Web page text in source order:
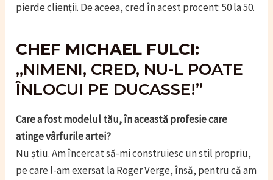
pierde clienții. De aceea, cred în acest procent: 50 la 50.
CHEF MICHAEL FULCI:
„NIMENI, CRED, NU-L POATE
ÎNLOCUI PE DUCASSE!”
Care a fost modelul tău, în această profesie care
atinge vârfurile artei?
Nu știu. Am încercat să-mi construiesc un stil propriu,
pe care l-am exersat la Roger Verge, însă, pentru că am